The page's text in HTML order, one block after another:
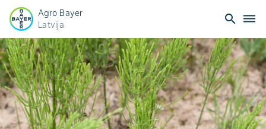
Agro Bayer
Latvija
search dehaze